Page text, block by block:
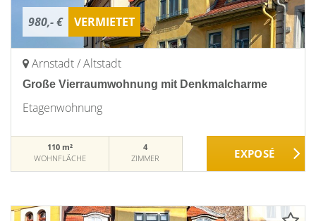
980,- € VERMIETET
Arnstadt / Altstadt
Große Vierraumwohnung mit Denkmalcharme
Etagenwohnung
110 m²
WOHNFLÄCHE
4
ZIMMER